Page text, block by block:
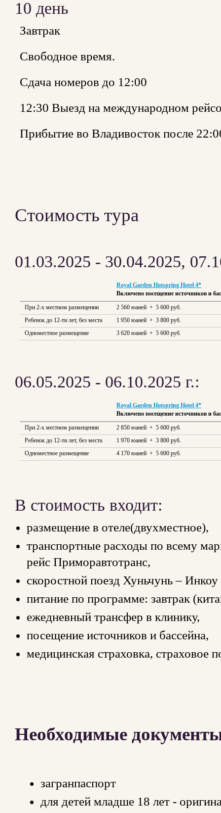
10 день
Завтрак
Свободное время.
Сдача номеров до 12:00
12:30 Выезд на международном
Прибытие во Владивосток после
Стоимость тура
01.03.2025 - 30.04.2025,
Royal Garden Hotspring Hotel 4*
Включено посещение источников и
При 2-х местном размещении
2 560 юаней + 5 600 руб.
Ребенок до 12-ти лет, без места
1 950 юаней + 3 800 руб.
Одноместное размещение
3 620 юаней + 5 600 руб.
06.05.2025 - 06.10.2025 г.:
Royal Garden Hotspring Hotel 4*
Включено посещение источников и
При 2-х местном размещении
2 850 юаней + 5 600 руб.
Ребенок до 12-ти лет, без места
1 970 юаней + 3 800 руб.
Одноместное размещение
4 170 юаней + 5 600 руб.
В стоимость входит:
размещение в отеле(двухместное),
транспортные расходы по всему
рейс Приморавтотранс,
скоростной поезд Хуньчунь –
питание по программе: завтрак
ежедневный трансфер в клинику,
посещение источников и бассейна,
медицинская страховка, страховое
Необходимые
загранпаспорт
для детей младше 18 лет -